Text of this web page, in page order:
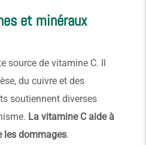
et minéraux
source de vitamine C. Il
du cuivre et des
soutiennent diverses
La vitamine C aide à
les dommages.